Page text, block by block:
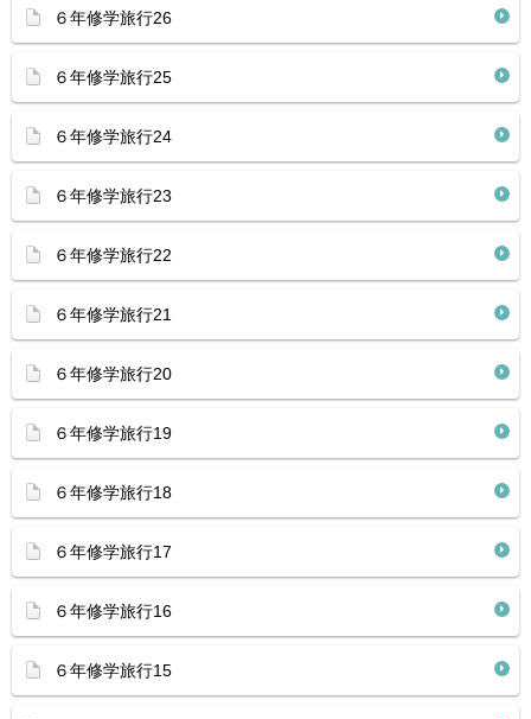
６年修学旅行26
６年修学旅行25
６年修学旅行24
６年修学旅行23
６年修学旅行22
６年修学旅行21
６年修学旅行20
６年修学旅行19
６年修学旅行18
６年修学旅行17
６年修学旅行16
６年修学旅行15